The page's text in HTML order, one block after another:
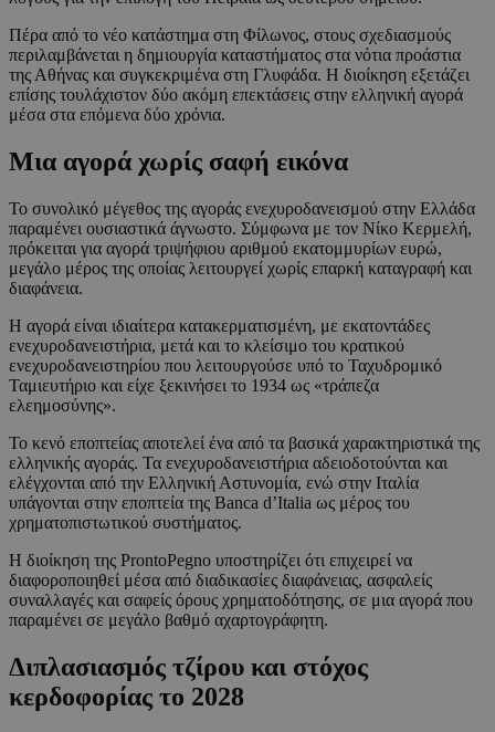
Πέρα από το νέο κατάστημα στη Φίλωνος, στους σχεδιασμούς
περιλαμβάνεται η δημιουργία καταστήματος στα νότια προάστια
της Αθήνας και συγκεκριμένα στη Γλυφάδα. Η διοίκηση εξετάζει
επίσης τουλάχιστον δύο ακόμη επεκτάσεις στην ελληνική αγορά
μέσα στα επόμενα δύο χρόνια.
Μια αγορά χωρίς σαφή εικόνα
Το συνολικό μέγεθος της αγοράς ενεχυροδανεισμού στην Ελλάδα
παραμένει ουσιαστικά άγνωστο. Σύμφωνα με τον Νίκο Κερμελή,
πρόκειται για αγορά τριψήφιου αριθμού εκατομμυρίων ευρώ,
μεγάλο μέρος της οποίας λειτουργεί χωρίς επαρκή καταγραφή και
διαφάνεια.
Η αγορά είναι ιδιαίτερα κατακερματισμένη, με εκατοντάδες
ενεχυροδανειστήρια, μετά και το κλείσιμο του κρατικού
ενεχυροδανειστηρίου που λειτουργούσε υπό το Ταχυδρομικό
Ταμιευτήριο και είχε ξεκινήσει το 1934 ως «τράπεζα
ελεημοσύνης».
Το κενό εποπτείας αποτελεί ένα από τα βασικά χαρακτηριστικά της
ελληνικής αγοράς. Τα ενεχυροδανειστήρια αδειοδοτούνται και
ελέγχονται από την Ελληνική Αστυνομία, ενώ στην Ιταλία
υπάγονται στην εποπτεία της Banca d’Italia ως μέρος του
χρηματοπιστωτικού συστήματος.
Η διοίκηση της ProntoPegno υποστηρίζει ότι επιχειρεί να
διαφοροποιηθεί μέσα από διαδικασίες διαφάνειας, ασφαλείς
συναλλαγές και σαφείς όρους χρηματοδότησης, σε μια αγορά που
παραμένει σε μεγάλο βαθμό αχαρτογράφητη.
Διπλασιασμός τζίρου και στόχος
κερδοφορίας το 2028